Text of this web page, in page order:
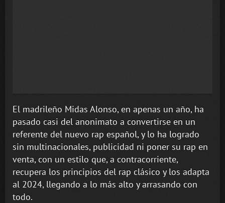
El madrileño Midas Alonso, en apenas un año, ha
pasado casi del anonimato a convertirse en un
referente del nuevo rap español, y lo ha logrado
sin multinacionales, publicidad ni poner su rap en
venta, con un estilo que, a contracorriente,
recupera los principios del rap clásico y los adapta
al 2024, llegando a lo más alto y arrasando con
todo.